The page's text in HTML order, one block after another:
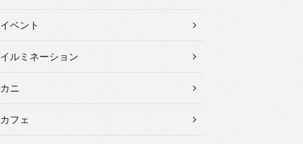
イベント
イルミネーション
カニ
カフェ